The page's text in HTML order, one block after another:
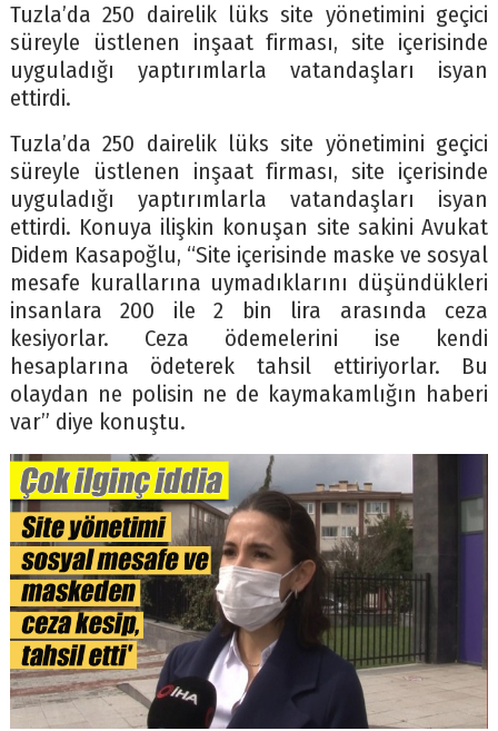
Tuzla’da 250 dairelik lüks site yönetimini geçici
süreyle üstlenen inşaat firması, site içerisinde
uyguladığı yaptırımlarla vatandaşları isyan
ettirdi.
Tuzla’da 250 dairelik lüks site yönetimini geçici
süreyle üstlenen inşaat firması, site içerisinde
uyguladığı yaptırımlarla vatandaşları isyan
ettirdi. Konuya ilişkin konuşan site sakini Avukat
Didem Kasapoğlu, “Site içerisinde maske ve sosyal
mesafe kurallarına uymadıklarını düşündükleri
insanlara 200 ile 2 bin lira arasında ceza
kesiyorlar. Ceza ödemelerini ise kendi
hesaplarına ödeterek tahsil ettiriyorlar. Bu
olaydan ne polisin ne de kaymakamlığın haberi
var” diye konuştu.